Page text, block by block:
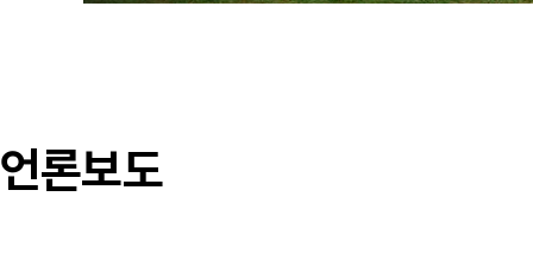
언론보도